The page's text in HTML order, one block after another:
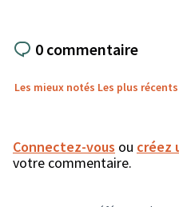
0 commentaire
Les mieux notés Les plus récents
Connectez-vous ou créez
votre commentaire.